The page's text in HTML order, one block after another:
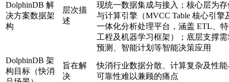
DolphinDB 解
决方案数据架
构
层次描
述
现统一数据集成与接入；核心层为存
与计算引擎（MVCC Table 核心引擎
一体化分析处理平台，涵盖 ETL、
工程及机器学习框架）；底层支撑需
预测、智能计划等智能决策应用
DolphinDB 架
构目标（快消
旨在解
决
快消行业数据分散、计算复杂及性能
可靠性难以兼顾的痛点